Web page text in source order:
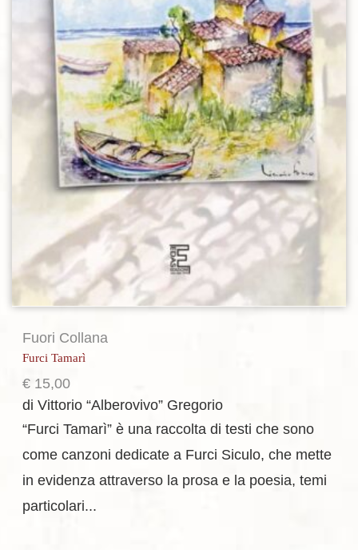
Fuori Collana
Furci Tamarì
€ 15,00
di Vittorio “Alberovivo” Gregorio
“Furci Tamarì” è una raccolta di testi che sono
come canzoni dedicate a Furci Siculo, che mette
in evidenza attraverso la prosa e la poesia, temi
particolari...